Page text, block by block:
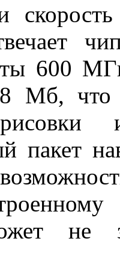
600
Мб, что
пакет
не